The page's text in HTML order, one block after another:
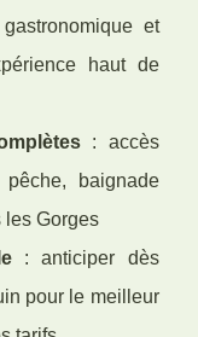
et
haut de
: accès
baignade
les Gorges
: anticiper dès
pour le meilleur